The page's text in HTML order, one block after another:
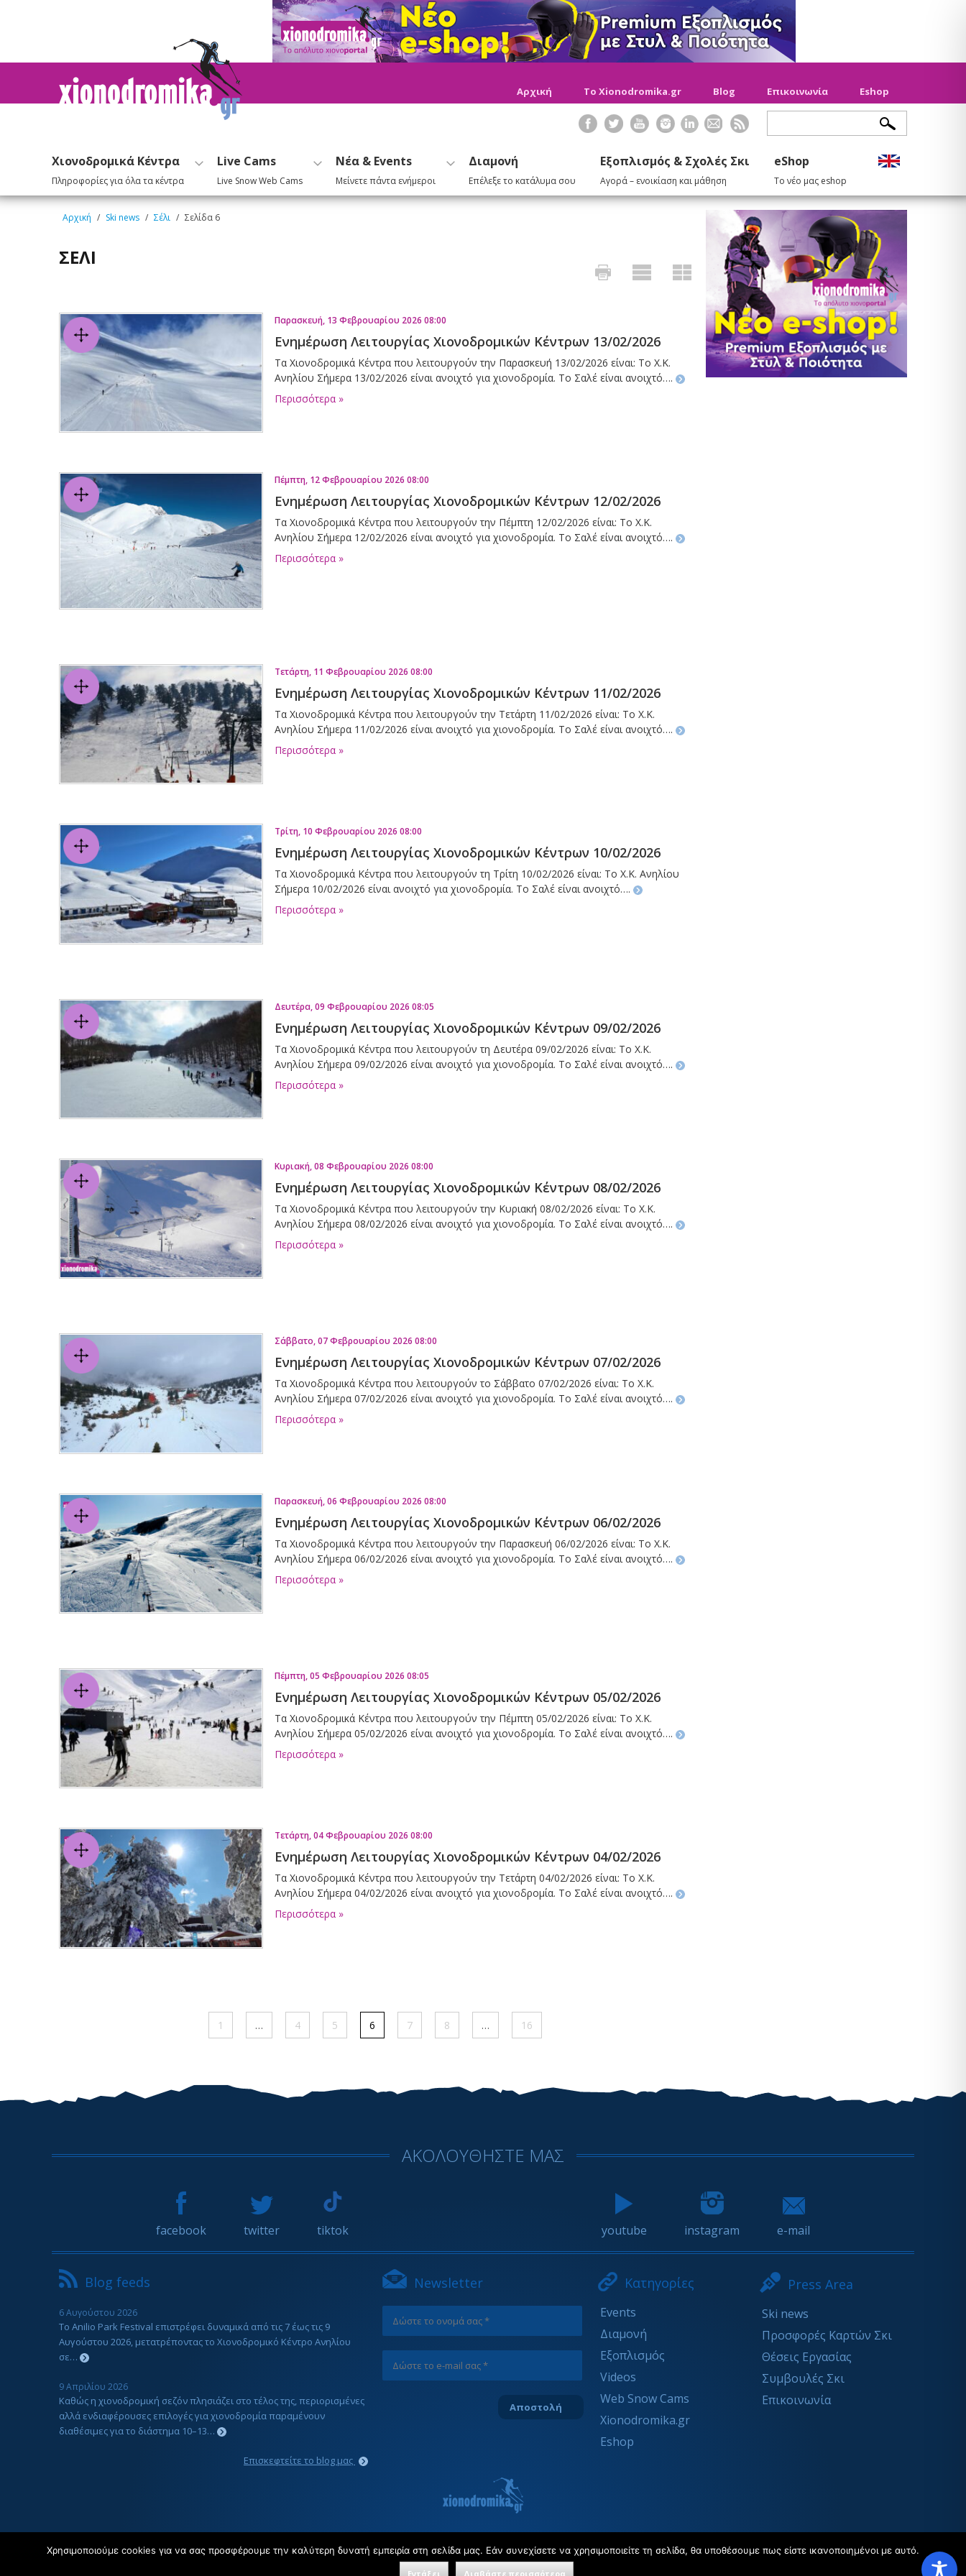
Αρχική Το Xionodromika.gr Blog Επικοινωνία Eshop
Χιονοδρομικά Κέντρα
Πληροφορίες για όλα τα κέντρα
Live Cams
Live Snow Web Cams
Νέα & Events
Μείνετε πάντα ενήμεροι
Διαμονή
Επέλεξε το κατάλυμα σου
Εξοπλισμός & Σχολές Σκι
Αγορά – ενοικίαση και μάθηση
eShop
Το νέο μας eshop
Αρχική / Ski news / Σέλι / Σελίδα 6
ΣΈΛΙ
Παρασκευή, 13 Φεβρουαρίου 2026 08:00
Ενημέρωση Λειτουργίας Χιονοδρομικών Κέντρων 13/02/2026
Τα Χιονοδρομικά Κέντρα που λειτουργούν την Παρασκευή 13/02/2026 είναι: Το Χ.Κ.
Ανηλίου Σήμερα 13/02/2026 είναι ανοιχτό για χιονοδρομία. Το Σαλέ είναι ανοιχτό….
Περισσότερα »
Πέμπτη, 12 Φεβρουαρίου 2026 08:00
Ενημέρωση Λειτουργίας Χιονοδρομικών Κέντρων 12/02/2026
Τα Χιονοδρομικά Κέντρα που λειτουργούν την Πέμπτη 12/02/2026 είναι: Το Χ.Κ.
Ανηλίου Σήμερα 12/02/2026 είναι ανοιχτό για χιονοδρομία. Το Σαλέ είναι ανοιχτό….
Περισσότερα »
Τετάρτη, 11 Φεβρουαρίου 2026 08:00
Ενημέρωση Λειτουργίας Χιονοδρομικών Κέντρων 11/02/2026
Τα Χιονοδρομικά Κέντρα που λειτουργούν την Τετάρτη 11/02/2026 είναι: Το Χ.Κ.
Ανηλίου Σήμερα 11/02/2026 είναι ανοιχτό για χιονοδρομία. Το Σαλέ είναι ανοιχτό….
Περισσότερα »
Τρίτη, 10 Φεβρουαρίου 2026 08:00
Ενημέρωση Λειτουργίας Χιονοδρομικών Κέντρων 10/02/2026
Τα Χιονοδρομικά Κέντρα που λειτουργούν τη Τρίτη 10/02/2026 είναι: Το Χ.Κ. Ανηλίου
Σήμερα 10/02/2026 είναι ανοιχτό για χιονοδρομία. Το Σαλέ είναι ανοιχτό….
Περισσότερα »
Δευτέρα, 09 Φεβρουαρίου 2026 08:05
Ενημέρωση Λειτουργίας Χιονοδρομικών Κέντρων 09/02/2026
Τα Χιονοδρομικά Κέντρα που λειτουργούν τη Δευτέρα 09/02/2026 είναι: Το Χ.Κ.
Ανηλίου Σήμερα 09/02/2026 είναι ανοιχτό για χιονοδρομία. Το Σαλέ είναι ανοιχτό….
Περισσότερα »
Κυριακή, 08 Φεβρουαρίου 2026 08:00
Ενημέρωση Λειτουργίας Χιονοδρομικών Κέντρων 08/02/2026
Τα Χιονοδρομικά Κέντρα που λειτουργούν την Κυριακή 08/02/2026 είναι: Το Χ.Κ.
Ανηλίου Σήμερα 08/02/2026 είναι ανοιχτό για χιονοδρομία. Το Σαλέ είναι ανοιχτό….
Περισσότερα »
Σάββατο, 07 Φεβρουαρίου 2026 08:00
Ενημέρωση Λειτουργίας Χιονοδρομικών Κέντρων 07/02/2026
Τα Χιονοδρομικά Κέντρα που λειτουργούν το Σάββατο 07/02/2026 είναι: Το Χ.Κ.
Ανηλίου Σήμερα 07/02/2026 είναι ανοιχτό για χιονοδρομία. Το Σαλέ είναι ανοιχτό….
Περισσότερα »
Παρασκευή, 06 Φεβρουαρίου 2026 08:00
Ενημέρωση Λειτουργίας Χιονοδρομικών Κέντρων 06/02/2026
Τα Χιονοδρομικά Κέντρα που λειτουργούν την Παρασκευή 06/02/2026 είναι: Το Χ.Κ.
Ανηλίου Σήμερα 06/02/2026 είναι ανοιχτό για χιονοδρομία. Το Σαλέ είναι ανοιχτό….
Περισσότερα »
Πέμπτη, 05 Φεβρουαρίου 2026 08:05
Ενημέρωση Λειτουργίας Χιονοδρομικών Κέντρων 05/02/2026
Τα Χιονοδρομικά Κέντρα που λειτουργούν την Πέμπτη 05/02/2026 είναι: Το Χ.Κ.
Ανηλίου Σήμερα 05/02/2026 είναι ανοιχτό για χιονοδρομία. Το Σαλέ είναι ανοιχτό….
Περισσότερα »
Τετάρτη, 04 Φεβρουαρίου 2026 08:00
Ενημέρωση Λειτουργίας Χιονοδρομικών Κέντρων 04/02/2026
Τα Χιονοδρομικά Κέντρα που λειτουργούν την Τετάρτη 04/02/2026 είναι: Το Χ.Κ.
Ανηλίου Σήμερα 04/02/2026 είναι ανοιχτό για χιονοδρομία. Το Σαλέ είναι ανοιχτό….
Περισσότερα »
1 … 4 5 6 7 8 … 16
ΑΚΟΛΟΥΘΗΣΤΕ ΜΑΣ
facebook twitter tiktok youtube instagram e-mail
Blog feeds
6 Αυγούστου 2026
Το Anilio Park Festival επιστρέφει δυναμικά από τις 7 έως τις 9
Αυγούστου 2026, μετατρέποντας το Χιονοδρομικό Κέντρο Ανηλίου
σε…
9 Απριλίου 2026
Καθώς η χιονοδρομική σεζόν πλησιάζει στο τέλος της, περιορισμένες
αλλά ενδιαφέρουσες επιλογές για χιονοδρομία παραμένουν
διαθέσιμες για το διάστημα 10–13…
Επισκεφτείτε το blog μας
Newsletter Κατηγορίες
Events
Διαμονή
Εξοπλισμός
Videos
Web Snow Cams
Xionodromika.gr
Eshop
Press Area
Ski news
Προσφορές Καρτών Σκι
Θέσεις Εργασίας
Συμβουλές Σκι
Επικοινωνία
Copyright © 2022 xionodromika.gr | All rights reserved
Χρησιμοποιούμε cookies για να σας προσφέρουμε την καλύτερη δυνατή εμπειρία στη σελίδα μας. Εάν συνεχίσετε να χρησιμοποιείτε τη σελίδα, θα υποθέσουμε πως είστε ικανοποιημένοι με αυτό.
Εντάξει Διαβάστε περισσότερα